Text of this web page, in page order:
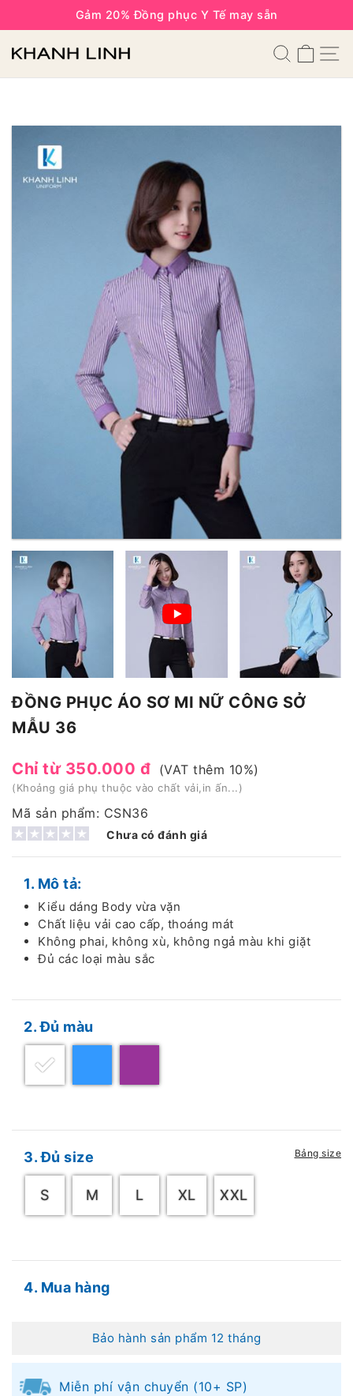
Gảm 20% Đồng phục Y Tế may sẵn
ĐỒNG PHỤC ÁO SƠ MI NỮ CÔNG SỞ
MẪU 36
Chỉ từ 350.000 đ (VAT thêm 10%)
(Khoảng giá phụ thuộc vào chất vải,in ấn...)
Mã sản phẩm: CSN36
Chưa có đánh giá
1. Mô tả:
Kiểu dáng Body vừa vặn
Chất liệu vải cao cấp, thoáng mát
Không phai, không xù, không ngả màu khi giặt
Đủ các loại màu sắc
2. Đủ màu
3. Đủ size Bảng size
S M L XL XXL
4. Mua hàng
Bảo hành sản phẩm 12 tháng
Miễn phí vận chuyển (10+ SP)